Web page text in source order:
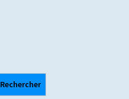
Rechercher